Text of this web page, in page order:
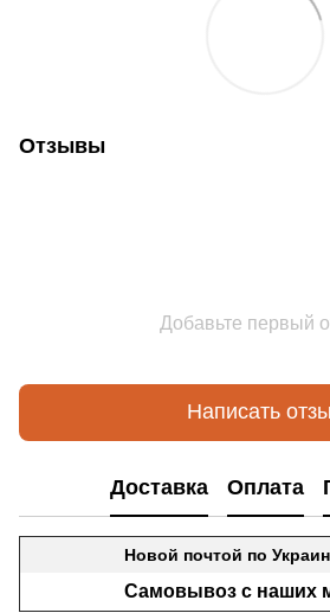
Отзывы
Добавьте первый
Написать
Доставка Оплата
Новой почтой по
Самовывоз с наших